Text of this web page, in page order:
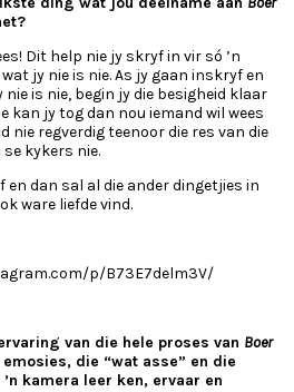
Dit help nie jy skryf in vir só ’n
jy nie is nie. As jy gaan inskryf en
is nie, begin jy die besigheid klaar
kan jy tog dan nou iemand wil wees
nie regverdig teenoor die res van die
kykers nie.
dan sal al die ander dingetjies in
ware liefde vind.
p/B73E7delm3V/
van die hele proses van Boer
die “wat asse” en die
kamera leer ken, ervaar en